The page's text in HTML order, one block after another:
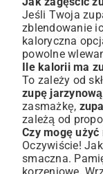
Jeśli Twoja
zblendowanie
kaloryczna
powolne
Ile kalorii ma
To zależy od
zupę
zasmażkę,
zależą od
Czy mogę
Oczywiście!
smaczna.